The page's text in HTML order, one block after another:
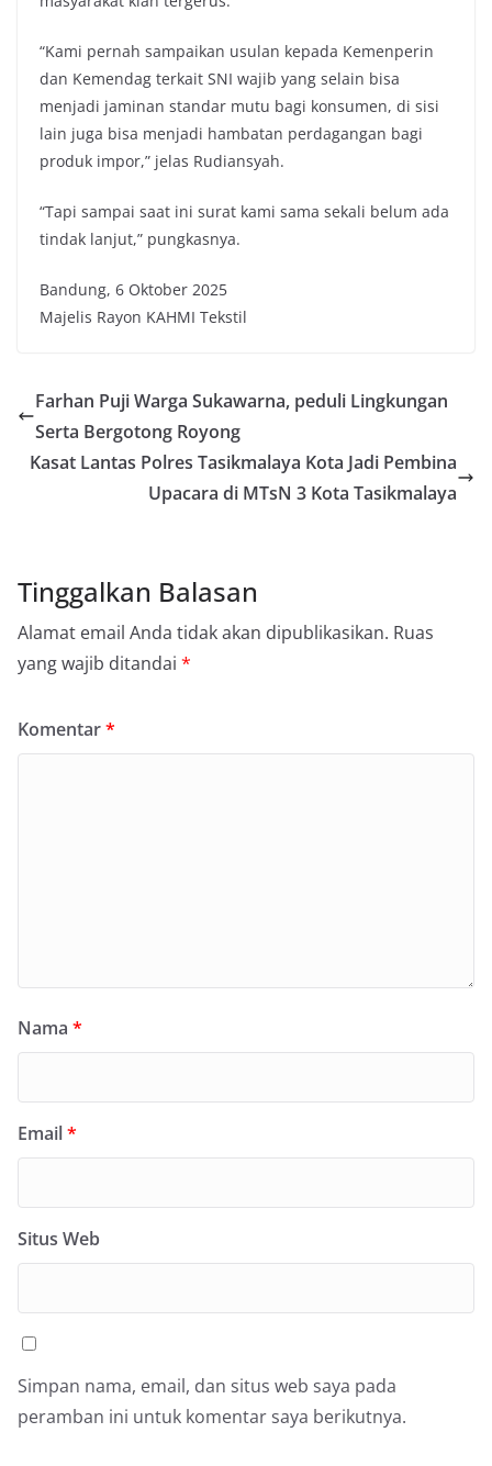
“Kami pernah sampaikan usulan kepada Kemenperin
dan Kemendag terkait SNI wajib yang selain bisa
menjadi jaminan standar mutu bagi konsumen, di sisi
lain juga bisa menjadi hambatan perdagangan bagi
produk impor,” jelas Rudiansyah.
“Tapi sampai saat ini surat kami sama sekali belum ada
tindak lanjut,” pungkasnya.
Bandung, 6 Oktober 2025
Majelis Rayon KAHMI Tekstil
Farhan Puji Warga Sukawarna, peduli Lingkungan
Serta Bergotong Royong
Kasat Lantas Polres Tasikmalaya Kota Jadi Pembina
Upacara di MTsN 3 Kota Tasikmalaya
Tinggalkan Balasan
Alamat email Anda tidak akan dipublikasikan. Ruas
yang wajib ditandai *
Komentar*
Nama *
Email*
Situs Web
Simpan nama, email, dan situs web saya pada
peramban ini untuk komentar saya berikutnya.